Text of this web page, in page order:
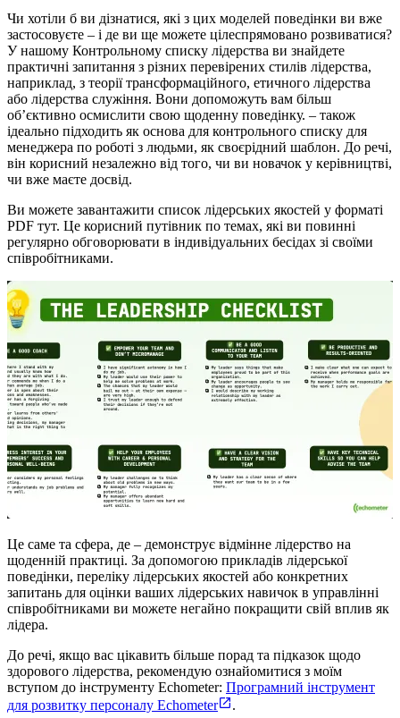
Чи хотіли б ви дізнатися, які з цих моделей поведінки ви вже
застосовуєте – і де ви ще можете цілеспрямовано розвиватися?
У нашому Контрольному списку лідерства ви знайдете
практичні запитання з різних перевірених стилів лідерства,
наприклад, з теорії трансформаційного, етичного лідерства
або лідерства служіння. Вони допоможуть вам більш
об’єктивно осмислити свою щоденну поведінку. – також
ідеально підходить як основа для контрольного списку для
менеджера по роботі з людьми, як своєрідний шаблон. До речі,
він корисний незалежно від того, чи ви новачок у керівництві,
чи вже маєте досвід.
Ви можете завантажити список лідерських якостей у форматі
PDF тут. Це корисний путівник по темах, які ви повинні
регулярно обговорювати в індивідуальних бесідах зі своїми
співробітниками.
Це саме та сфера, де – демонструє відмінне лідерство на
щоденній практиці. За допомогою прикладів лідерської
поведінки, переліку лідерських якостей або конкретних
запитань для оцінки ваших лідерських навичок в управлінні
співробітниками ви можете негайно покращити свій вплив як
лідера.
До речі, якщо вас цікавить більше порад та підказок щодо
здорового лідерства, рекомендую ознайомитися з моїм
вступом до інструменту Echometer: Програмний інструмент
для розвитку персоналу Echometer
.